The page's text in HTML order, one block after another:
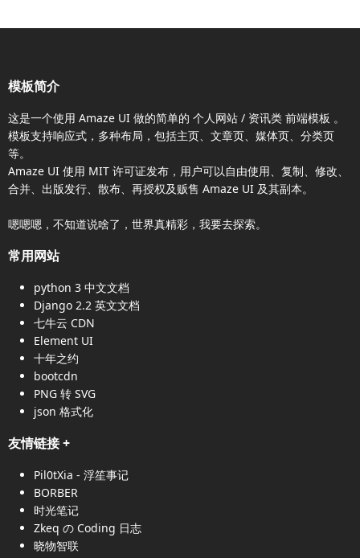
模板简介
这是一个使用 Amaze UI 做的简单的 个人网站 / 资讯类 前端模板 。
模板支持响应式，多种布局，包括主页、文章页、媒体页、分类页
等。
Amaze UI 使用 MIT 许可证发布，用户可以自由使用、复制、修改、
合并、出版发行、散布、再授权及贩售 Amaze UI 及其副本。
嗯嗯嗯，不知道说啥了，世界真精彩，我要去探索。
常用网站
python 3 中文文档
Django 2.2 英文文档
七牛云 CDN
Element UI
十年之约
bootcdn
PNG 转 SVG
json 格式化
友情链接+
Pil0tXia - 浮笙事记
BORBER
时光笔记
Zkeq の Coding 日志
晓物智联